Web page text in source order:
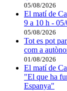
05/08/2026
El matí de
9 a 10 h -
05/08/2026
Tot es pot
com a
01/08/2026
El matí de
"El que ha
Espanya"